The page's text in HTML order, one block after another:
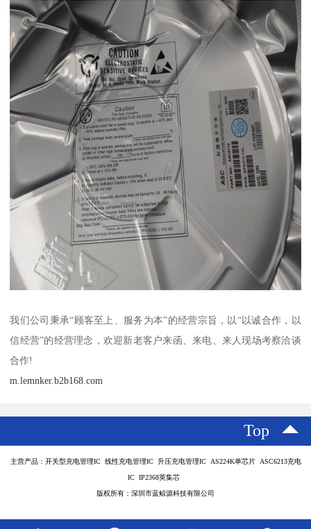
我们公司秉承“顾客至上、服务为本”的经营宗旨，以“以诚合作，以
信经营”的经营理念，欢迎新老客户来函、来电、来人现场考察洽谈
合作!
m.lemnker.b2b168.com
Top
主营产品：开关型充电管理IC 线性充电管理IC 升压充电管理IC AS224K单芯片 ASC6213充电
IC IP2368英集芯
版权所有：深圳市蓝鲸源科技有限公司